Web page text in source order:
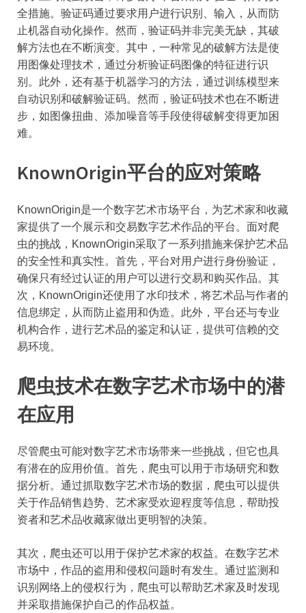
全措施。验证码通过要求用户进行识别、输入，从而防
止机器自动化操作。然而，验证码并非完美无缺，其破
解方法也在不断演变。其中，一种常见的破解方法是使
用图像处理技术，通过分析验证码图像的特征进行识
别。此外，还有基于机器学习的方法，通过训练模型来
自动识别和破解验证码。然而，验证码技术也在不断进
步，如图像扭曲、添加噪音等手段使得破解变得更加困
难。
KnownOrigin平台的应对策略
KnownOrigin是一个数字艺术市场平台，为艺术家和收藏
家提供了一个展示和交易数字艺术作品的平台。面对爬
虫的挑战，KnownOrigin采取了一系列措施来保护艺术品
的安全性和真实性。首先，平台对用户进行身份验证，
确保只有经过认证的用户可以进行交易和购买作品。其
次，KnownOrigin还使用了水印技术，将艺术品与作者的
信息绑定，从而防止盗用和伪造。此外，平台还与专业
机构合作，进行艺术品的鉴定和认证，提供可信赖的交
易环境。
爬虫技术在数字艺术市场中的潜
在应用
尽管爬虫可能对数字艺术市场带来一些挑战，但它也具
有潜在的应用价值。首先，爬虫可以用于市场研究和数
据分析。通过抓取数字艺术市场的数据，爬虫可以提供
关于作品销售趋势、艺术家受欢迎程度等信息，帮助投
资者和艺术品收藏家做出更明智的决策。
其次，爬虫还可以用于保护艺术家的权益。在数字艺术
市场中，作品的盗用和侵权问题时有发生。通过监测和
识别网络上的侵权行为，爬虫可以帮助艺术家及时发现
并采取措施保护自己的作品权益。